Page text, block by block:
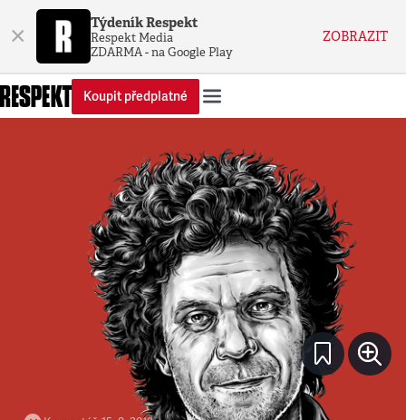
× Týdeník Respekt
Respekt Media
ZDARMA - na Google Play
ZOBRAZIT
Koupit předplatné